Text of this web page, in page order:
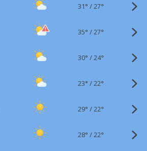
31° /27°
35° /27°
30° /24°
23° /22°
29° /22°
28° /22°